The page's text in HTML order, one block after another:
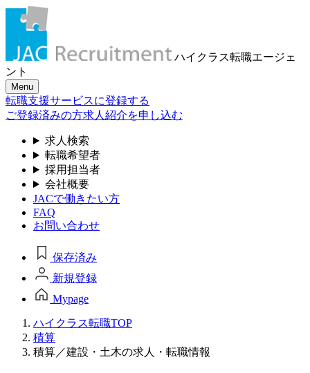
ハイクラス転職エージェ
ント
Menu
転職支援サービスに登録する
ご登録済みの方求人紹介を申し込む
求人検索
転職希望者
採用担当者
会社概要
JACで働きたい方
FAQ
お問い合わせ
保存済み
新規登録
Mypage
ハイクラス転職TOP
積算
積算／建設・土木の求人・転職情報